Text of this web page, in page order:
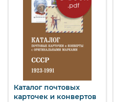
Каталог почтовых
карточек и конвертов